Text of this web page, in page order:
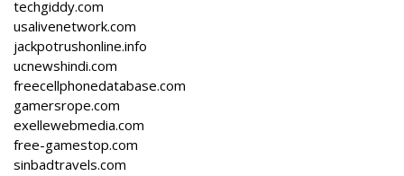
techgiddy.com
usalivenetwork.com
jackpotrushonline.info
ucnewshindi.com
freecellphonedatabase.com
gamersrope.com
exellewebmedia.com
free-gamestop.com
sinbadtravels.com